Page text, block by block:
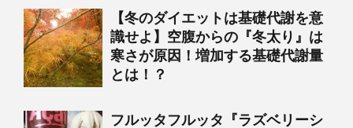
【冬のダイエットは基礎代謝を意
識せよ】空腹からの『冬太り』は
寒さが原因！増加する基礎代謝量
とは！？
フルッタフルッタ『ラズベリーシ